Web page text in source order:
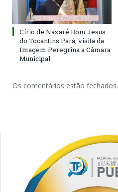
Círio de Nazaré Bom Jesus
do Tocantins Pará, visita da
Imagem Peregrina a Câmara
Municipal
Os comentários estão fechados.